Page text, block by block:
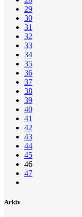
29
30
31
32
33
34
35
36
37
38
39
40
41
42
43
44
45
46
47
Arkiv